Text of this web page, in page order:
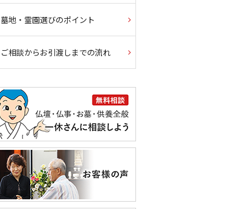
墓地・霊園選びのポイント
ご相談からお引渡しまでの流れ